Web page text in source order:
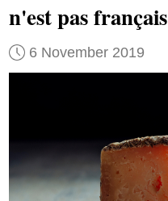
n'est pas français
6 November 2019